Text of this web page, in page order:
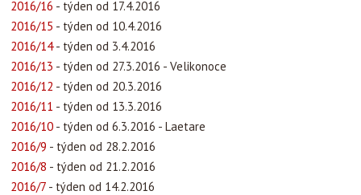
2016/16 - týden od 17.4.2016
2016/15 - týden od 10.4.2016
2016/14- týden od 3.4.2016
2016/13 - týden od 27.3.2016 - Velikonoce
2016/12 - týden od 20.3.2016
2016/11 - týden od 13.3.2016
2016/10 - týden od 6.3.2016 - Laetare
2016/9 - týden od 28.2.2016
2016/8 - týden od 21.2.2016
2016/7 - týden od 14.2.2016